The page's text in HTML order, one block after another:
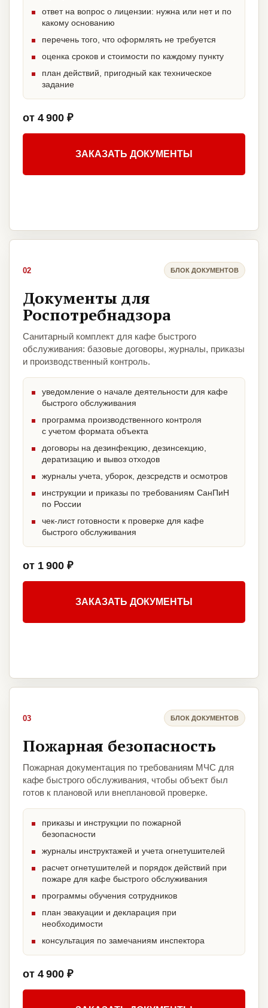
ответ на вопрос о лицензии: нужна или нет и по
какому основанию
перечень того, что оформлять не требуется
оценка сроков и стоимости по каждому пункту
план действий, пригодный как техническое
задание
от 4 900 ₽
ЗАКАЗАТЬ ДОКУМЕНТЫ
02 БЛОК ДОКУМЕНТОВ
Документы для
Роспотребнадзора
Санитарный комплект для кафе быстрого
обслуживания: базовые договоры, журналы, приказы
и производственный контроль.
уведомление о начале деятельности для кафе
быстрого обслуживания
программа производственного контроля
с учетом формата объекта
договоры на дезинфекцию, дезинсекцию,
дератизацию и вывоз отходов
журналы учета, уборок, дезсредств и осмотров
инструкции и приказы по требованиям СанПиН
по России
чек-лист готовности к проверке для кафе
быстрого обслуживания
от 1 900 ₽
ЗАКАЗАТЬ ДОКУМЕНТЫ
03 БЛОК ДОКУМЕНТОВ
Пожарная безопасность
Пожарная документация по требованиям МЧС для
кафе быстрого обслуживания, чтобы объект был
готов к плановой или внеплановой проверке.
приказы и инструкции по пожарной
безопасности
журналы инструктажей и учета огнетушителей
расчет огнетушителей и порядок действий при
пожаре для кафе быстрого обслуживания
программы обучения сотрудников
план эвакуации и декларация при
необходимости
консультация по замечаниям инспектора
от 4 900 ₽